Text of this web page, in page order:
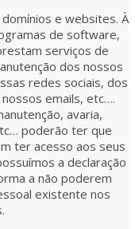
domínios e websites. À
de software,
serviços de
dos nossos
redes sociais, dos
emails, etc….
avaria,
poderão ter que
ter acesso aos seus
a declaração
a não poderem
existente nos